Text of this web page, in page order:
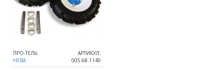
ПРО-ТЕЛЬ:
НЕВА
АРТИКУЛ:
005.68.1140